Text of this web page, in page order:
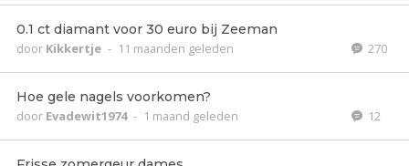
0.1 ct diamant voor 30 euro bij Zeeman
door Kikkertje - 11 maanden geleden 270
Hoe gele nagels voorkomen?
door Evadewit1974 - 1 maand geleden 12